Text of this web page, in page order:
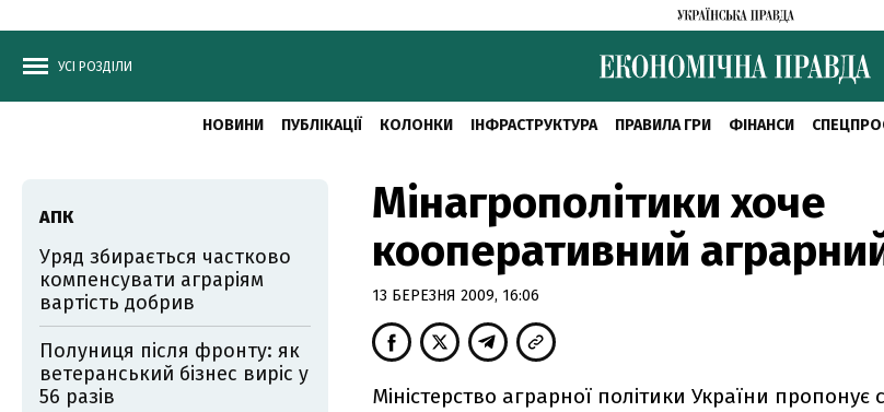
УСІ РОЗДІЛИ
НОВИНИ ПУБЛІКАЦІЇ КОЛОНКИ ІНФРАСТРУКТУРА ПРАВИЛА ГРИ ФІНАНСИ
Мінагрополітики хоче
кооперативний
13 БЕРЕЗНЯ 2009, 16:06
Міністерство аграрної політики України пропонує
АПК
Уряд збирається частково
компенсувати аграріям
вартість добрив
Полуниця після фронту: як
ветеранський бізнес виріс у
56 разів